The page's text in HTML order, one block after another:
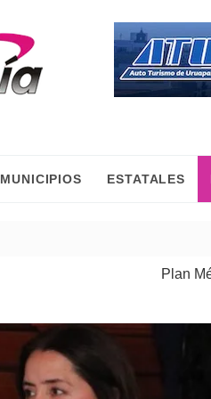
MUNICIPIOS ESTATALES
Plan México